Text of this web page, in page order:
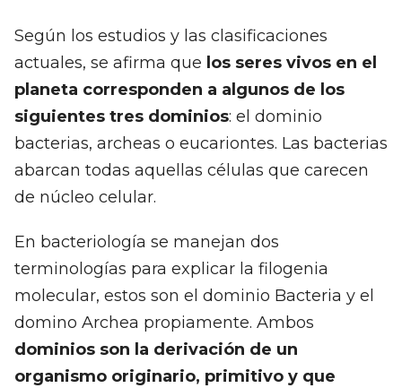
Según los estudios y las clasificaciones
actuales, se afirma que los seres vivos en el
planeta corresponden a algunos de los
siguientes tres dominios: el dominio
bacterias, archeas o eucariontes. Las bacterias
abarcan todas aquellas células que carecen
de núcleo celular.
En bacteriología se manejan dos
terminologías para explicar la filogenia
molecular, estos son el dominio Bacteria y el
domino Archea propiamente. Ambos
dominios son la derivación de un
organismo originario, primitivo y que